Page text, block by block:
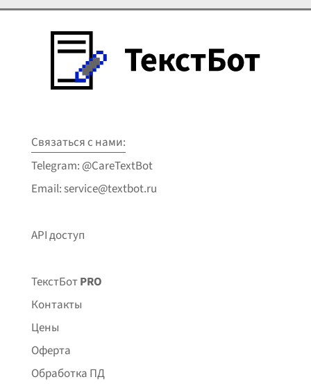
Связаться с нами:
Telegram: @CareTextBot
Email: service@textbot.ru
API доступ
ТекстБотPRO
Контакты
Цены
Оферта
Обработка ПД